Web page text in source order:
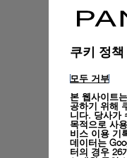
쿠키 정책
모두 거부
본 웹사이트
공하기 위해
니다. 당사가
목적으로 사
비스 이용 기
데이터는
터의 경우 26